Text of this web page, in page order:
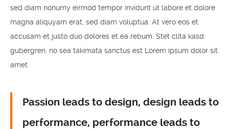
sed diam nonumy eirmod tempor invidunt ut labore et dolore
magna aliquyam erat, sed diam voluptua. At vero eos et
accusam et justo duo dolores et ea rebum. Stet clita kasd
gubergren, no sea takimata sanctus est Lorem ipsum dolor sit
amet.
Passion leads to design, design leads to
performance, performance leads to